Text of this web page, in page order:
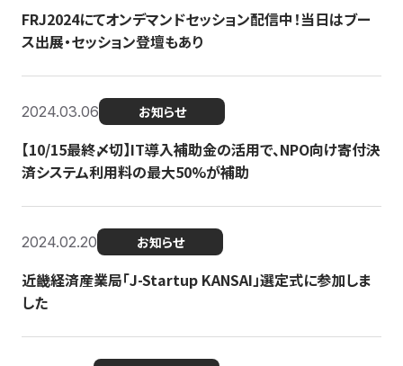
FRJ2024にてオンデマンドセッション配信中！当日はブー
ス出展・セッション登壇もあり
2024.03.06 お知らせ
【10/15最終〆切】IT導入補助金の活用で、NPO向け寄付決
済システム利用料の最大50%が補助
2024.02.20 お知らせ
近畿経済産業局「J-Startup KANSAI」選定式に参加しま
した